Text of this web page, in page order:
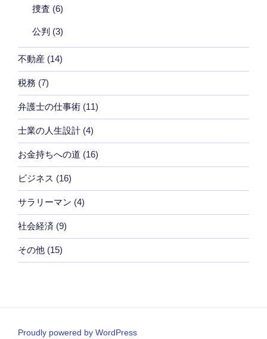
捜査 (6)
公判 (3)
不動産 (14)
税務 (7)
弁護士の仕事術 (11)
士業の人生設計 (4)
お金持ちへの道 (16)
ビジネス (16)
サラリーマン (4)
社会経済 (9)
その他 (15)
Proudly powered by WordPress